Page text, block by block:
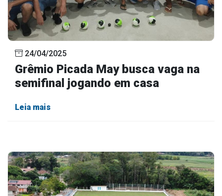
24/04/2025
Grêmio Picada May busca vaga na
semifinal jogando em casa
Leia mais